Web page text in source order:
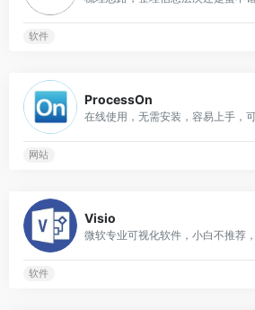
软件
ProcessOn
在线使用，无需安装，容易上手，可
网站
Visio
微软专业可视化软件，小白不推荐
软件